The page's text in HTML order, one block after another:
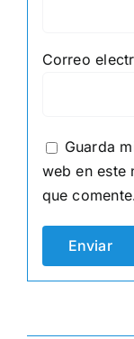
Correo
Guarda
web en este
que